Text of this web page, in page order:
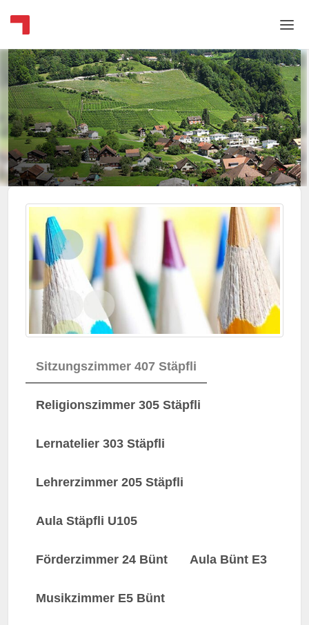
Home
Login
Language
Help & Info
Sitzungszimmer 407 Stäpfli
Religionszimmer 305 Stäpfli
Lernatelier 303 Stäpfli
Lehrerzimmer 205 Stäpfli
Aula Stäpfli U105
Förderzimmer 24 Bünt Aula Bünt E3
Musikzimmer E5 Bünt